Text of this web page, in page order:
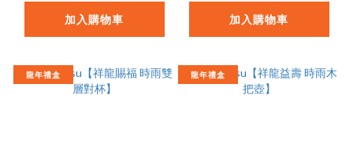
加入購物車 加入購物車
龍年禮盒 龍年禮盒